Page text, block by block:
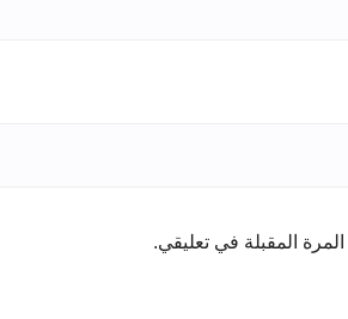
المقبلة في تعليقي.